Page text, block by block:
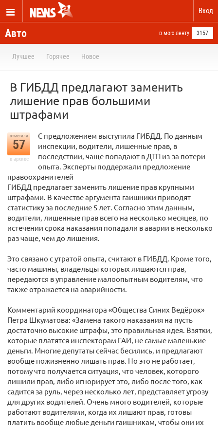
Вход
Авто в мою ленту 3157
Лучшее Горячее Новое
В ГИБДД предлагают заменить
лишение прав большими
штрафами
отметили
57
в архиве
С предложением выступила ГИБДД. По данным
инспекции, водители, лишенные прав, в
последствии, чаще попадают в ДТП из-за потери
опыта. Эксперты поддержали предложение
правоохранителей
ГИБДД предлагает заменить лишение прав крупными
штрафами. В качестве аргумента гаишники приводят
статистику за последние 5 лет. Согласно этим данным,
водители, лишенные прав всего на несколько месяцев, по
истечении срока наказания попадали в аварии в несколько
раз чаще, чем до лишения.
Это связано с утратой опыта, считают в ГИБДД. Кроме того,
часто машины, владельцы которых лишаются прав,
передаются в управление малоопытным водителям, что
также отражается на аварийности.
Комментарий координатора «Общества Синих Ведёрок»
Петра Шкуматова: «Замена такого наказания на пусть
достаточно высокие штрафы, это правильная идея. Взятки,
которые платятся инспекторам ГАИ, не самые маленькие
деньги. Многие депутаты сейчас бесились, и предлагают
вообще пожизненно лишать прав. Но это не работает,
потому что получается ситуация, что человек, которого
лишили прав, либо игнорирует это, либо после того, как
садится за руль, через несколько лет, представляет угрозу
для других водителей. Очень много водителей, которые
работают водителями, когда их лишают прав, готовы
платить вообще любые деньги гаишникам, чтобы они их